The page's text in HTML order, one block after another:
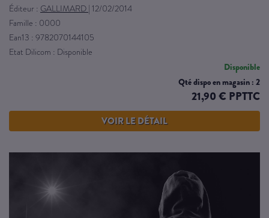
Éditeur : GALLIMARD | 12/02/2014
Famille : 0000
Ean13 : 9782070144105
Etat Dilicom : Disponible
Disponible
Qté dispo en magasin : 2
21,90 € PPTTC
VOIR LE DÉTAIL